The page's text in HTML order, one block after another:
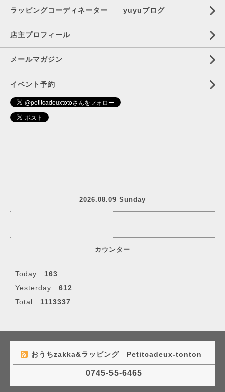
ラッピングコーディネーター yuyuブログ
店主プロフィール
メールマガジン
イベント予約
2026.08.09 Sunday
カウンター
Today : 163
Yesterday : 612
Total : 1113337
おうちzakka&ラッピング Petitcadeux-tonton
0745-55-6465